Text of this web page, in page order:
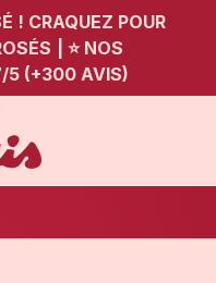
! CRAQUEZ POUR
⭐ NOS
5 (+300 AVIS)